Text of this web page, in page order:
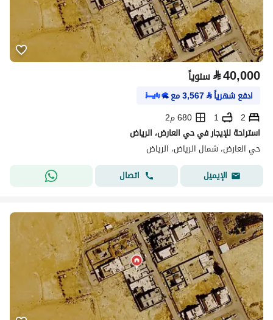
⃁40,000 سنوياً
ادفع شهرياً⃁
3,567مع
2
1
680 م2
استراحة للإيجار في حي العارض، الرياض
حي العارض، شمال الرياض، الرياض
الإيميل
اتصال